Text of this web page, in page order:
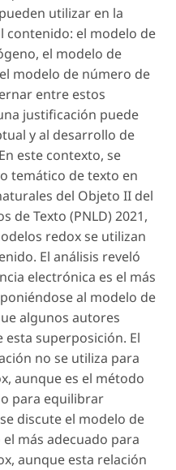
utilizar en la
contenido: el modelo de
el modelo de
modelo de número de
entre estos
justificación puede
y al desarrollo de
este contexto, se
temático de texto en
del Objeto II del
de Texto (PNLD) 2021,
redox se utilizan
El análisis reveló
electrónica es el más
al modelo de
algunos autores
esta superposición. El
no se utiliza para
aunque es el método
para equilibrar
discute el modelo de
más adecuado para
aunque esta relación